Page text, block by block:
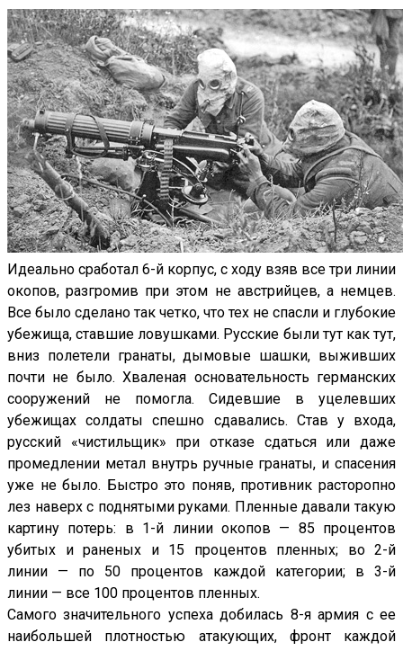
Идеально сработал 6-й корпус, с ходу взяв все три линии
окопов, разгромив при этом не австрийцев, а немцев.
Все было сделано так четко, что тех не спасли и глубокие
убежища, ставшие ловушками. Русские были тут как тут,
вниз полетели гранаты, дымовые шашки, выживших
почти не было. Хваленая основательность германских
сооружений не помогла. Сидевшие в уцелевших
убежищах солдаты спешно сдавались. Став у входа,
русский «чистильщик» при отказе сдаться или даже
промедлении метал внутрь ручные гранаты, и спасения
уже не было. Быстро это поняв, противник расторопно
лез наверх с поднятыми руками. Пленные давали такую
картину потерь: в 1-й линии окопов — 85 процентов
убитых и раненых и 15 процентов пленных; во 2-й
линии — по 50 процентов каждой категории; в 3-й
линии — все 100 процентов пленных.
Самого значительного успеха добилась 8-я армия с ее
наибольшей плотностью атакующих, фронт каждой